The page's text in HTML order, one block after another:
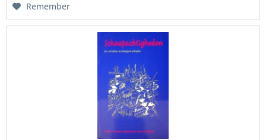
Remember